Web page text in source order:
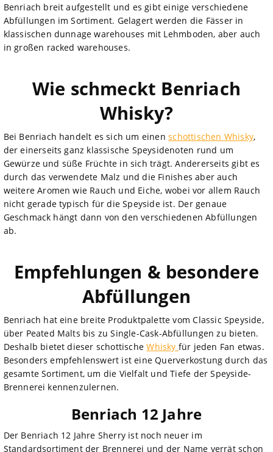
Benriach breit aufgestellt und es gibt einige verschiedene
Abfüllungen im Sortiment. Gelagert werden die Fässer in
klassischen dunnage warehouses mit Lehmboden, aber auch
in großen racked warehouses.
Wie schmeckt Benriach
Whisky?
Bei Benriach handelt es sich um einenschottischen Whisky,
der einerseits ganz klassische Speysidenoten rund um
Gewürze und süße Früchte in sich trägt. Andererseits gibt es
durch das verwendete Malz und die Finishes aber auch
weitere Aromen wie Rauch und Eiche, wobei vor allem Rauch
nicht gerade typisch für die Speyside ist. Der genaue
Geschmack hängt dann von den verschiedenen Abfüllungen
ab.
Empfehlungen & besondere
Abfüllungen
Benriach hat eine breite Produktpalette vom Classic Speyside,
über Peated Malts bis zu Single-Cask-Abfüllungen zu bieten.
Deshalb bietet dieser schottischeWhisky für jeden Fan etwas.
Besonders empfehlenswert ist eine Querverkostung durch das
gesamte Sortiment, um die Vielfalt und Tiefe der Speyside-
Brennerei kennenzulernen.
Benriach 12 Jahre
Der Benriach 12 Jahre Sherry ist noch neuer im
Standardsortiment der Brennerei und der Name verrät schon